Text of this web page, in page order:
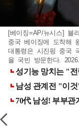
[베이징=AP/뉴시스] 블
중국 베이징에 도착해
대통령은 시진핑 중국
을 국빈 방문한다.